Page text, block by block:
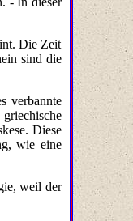
Die Zeit
sind die
verbannte
Diese
wie eine
weil der